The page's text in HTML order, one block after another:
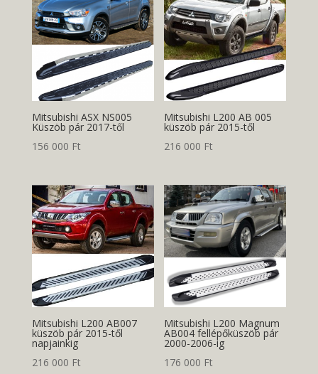
Mitsubishi ASX NS005
Küszöb pár 2017-től
156 000 Ft
Mitsubishi L200 AB 005
küszöb pár 2015-től
216 000 Ft
Mitsubishi L200 AB007
küszöb pár 2015-től
napjainkig
216 000 Ft
Mitsubishi L200 Magnum
AB004 fellépőküszöb pár
2000-2006-ig
176 000 Ft